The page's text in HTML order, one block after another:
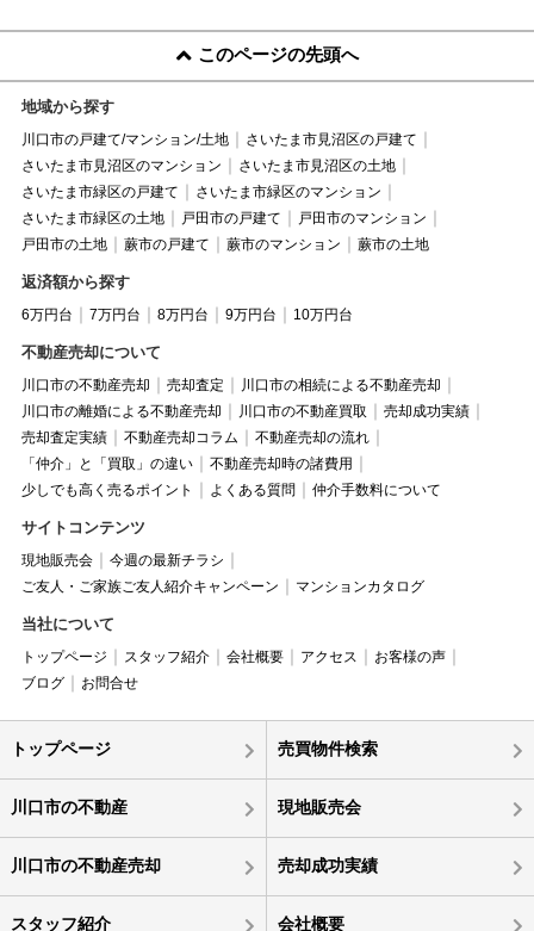
このページの先頭へ
地域から探す
川口市の戸建て/マンション/土地
さいたま市見沼区の戸建て
さいたま市見沼区のマンション
さいたま市見沼区の土地
さいたま市緑区の戸建て
さいたま市緑区のマンション
さいたま市緑区の土地
戸田市の戸建て
戸田市のマンション
戸田市の土地
蕨市の戸建て 蕨市のマンション 蕨市の土地
返済額から探す
6万円台 7万円台 8万円台 9万円台 10万円台
不動産売却について
川口市の不動産売却 売却査定
川口市の相続による不動産売却
川口市の離婚による不動産売却
川口市の不動産買取
売却成功実績
売却査定実績
不動産売却コラム
不動産売却の流れ
「仲介」と「買取」の違い
不動産売却時の諸費用
少しでも高く売るポイント
よくある質問 仲介手数料について
サイトコンテンツ
現地販売会
今週の最新チラシ
ご友人・ご家族ご友人紹介キャンペーン
マンションカタログ
当社について
トップページ スタッフ紹介 会社概要 アクセス
お客様の声
ブログ
お問合せ
トップページ 売買物件検索
川口市の不動産 現地販売会
川口市の不動産売却 売却成功実績
スタッフ紹介 会社概要